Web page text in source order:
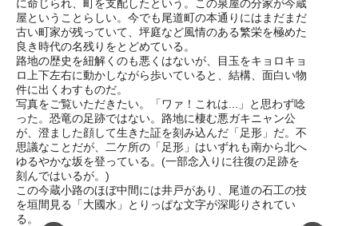
に命じられ、町を支配したという。この泉屋の分家が今蔵
屋ということらしい。今でも尾道町の本通りにはまだまだ
古い町家が残っていて、坪庭など風情のある繁栄を極めた
良き時代の名残りをとどめている。
路地の歴史を紐解くのも悪くはないが、目玉をキョロキョ
ロ上下左右に動かしながら歩いていると、結構、面白い物
件に出くわすものだ。
写真をご覧いただきたい。「ワァ！これは...」と思わず唸
った。恐竜の足跡ではない。路地に棲む悪ガキニャン公
が、澄ました顔して生きた証を刻み込んだ「足形」だ。不
思議なことだが、二ケ所の「足形」はいずれも南から北へ
ゆるやかな坂を登っている。(一部念入りに往復の足跡を
刻んではいるが。)
この今蔵小路のほぼ中間には井戸があり、尾道の石工の技
を垣間見る「大國水」とりっぱな文字が深彫りされてい
る。